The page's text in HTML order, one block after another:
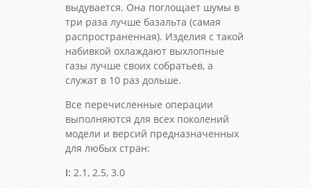
выдувается. Она поглощает шумы в
три раза лучше базальта (самая
распространенная). Изделия с такой
набивкой охлаждают выхлопные
газы лучше своих собратьев, а
служат в 10 раз дольше.
Все перечисленные операции
выполняются для всех поколений
модели и версий предназначенных
для любых стран:
I: 2.1, 2.5, 3.0